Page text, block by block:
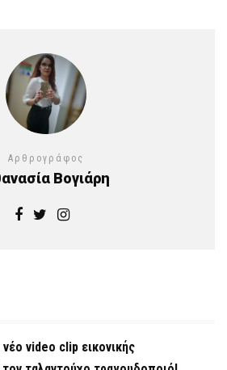
Αρθρογράφος
Βογιάρη
νέο video clip εικονικής